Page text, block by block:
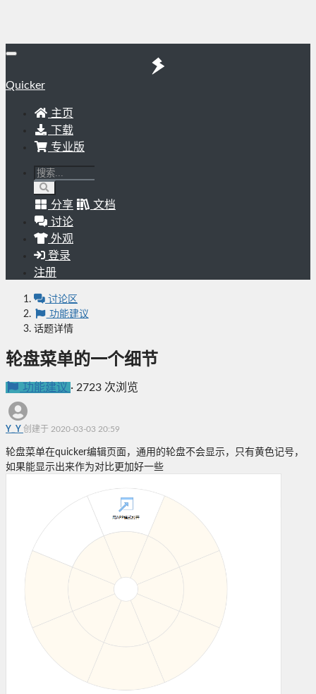
Quicker
主页
下载
专业版
分享
文档
讨论
外观
登录
注册
讨论区
功能建议
话题详情
轮盘菜单的一个细节
功能建议 · 2723 次浏览
Y_Y 创建于 2020-03-03 20:59
轮盘菜单在quicker编辑页面，通用的轮盘不会显示，只有黄色记号，
如果能显示出来作为对比更加好一些